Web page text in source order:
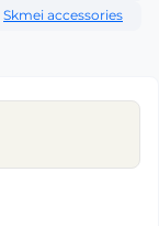
Skmei accessories